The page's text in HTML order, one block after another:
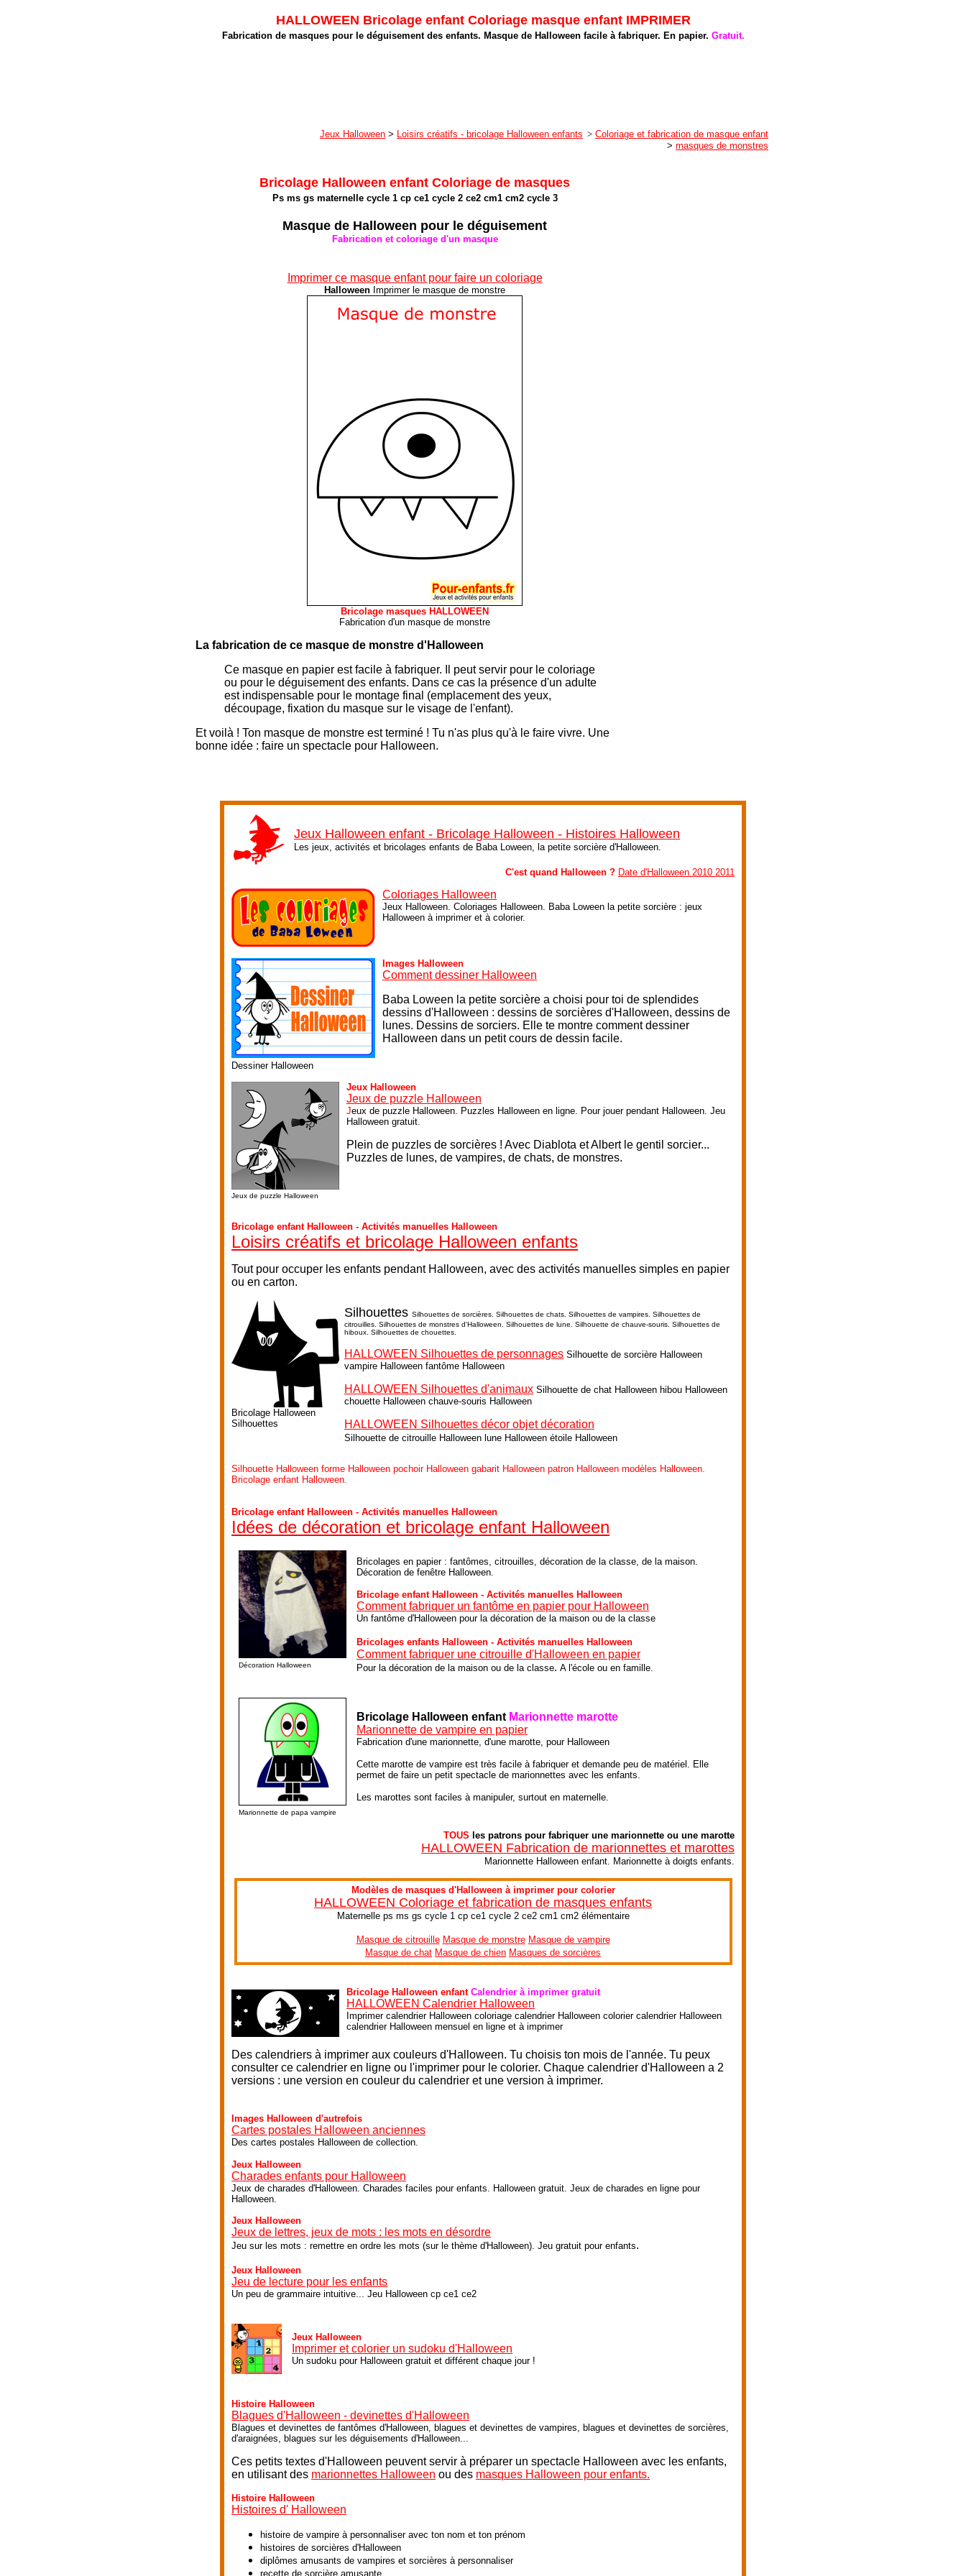
HALLOWEEN Bricolage enfant Coloriage masque enfant IMPRIMER
Fabrication de masques pour le déguisement des enfants. Masque de Halloween facile à fabriquer. En papier. Gratuit.
Jeux Halloween > Loisirs créatifs - bricolage Halloween enfants > Coloriage et fabrication de masque enfant
> masques de monstres
Bricolage Halloween enfant Coloriage de masques
Ps ms gs maternelle cycle 1 cp ce1 cycle 2 ce2 cm1 cm2 cycle 3
Masque de Halloween pour le déguisement
Fabrication et coloriage d'un masque
Imprimer ce masque enfant pour faire un coloriage
Halloween Imprimer le masque de monstre
Bricolage masques HALLOWEEN
Fabrication d'un masque de monstre
La fabrication de ce masque de monstre d'Halloween
Ce masque en papier est facile à fabriquer. Il peut servir pour le coloriage
ou pour le déguisement des enfants. Dans ce cas la présence d'un adulte
est indispensable pour le montage final (emplacement des yeux,
découpage, fixation du masque sur le visage de l'enfant).
Et voilà ! Ton masque de monstre est terminé ! Tu n'as plus qu'à le faire vivre. Une
bonne idée : faire un spectacle pour Halloween.
Jeux Halloween enfant - Bricolage Halloween - Histoires Halloween
Les jeux, activités et bricolages enfants de Baba Loween, la petite sorcière d'Halloween.
C'est quand Halloween ? Date d'Halloween 2010 2011
Coloriages Halloween
Jeux Halloween. Coloriages Halloween. Baba Loween la petite sorcière : jeux
Halloween à imprimer et à colorier.
Dessiner Halloween
Images Halloween
Comment dessiner Halloween
Baba Loween la petite sorcière a choisi pour toi de splendides
dessins d'Halloween : dessins de sorcières d'Halloween, dessins de
lunes. Dessins de sorciers. Elle te montre comment dessiner
Halloween dans un petit cours de dessin facile.
Jeux de puzzle Halloween
Jeux Halloween
Jeux de puzzle Halloween
Jeux de puzzle Halloween. Puzzles Halloween en ligne. Pour jouer pendant Halloween. Jeu
Halloween gratuit.
Plein de puzzles de sorcières ! Avec Diablota et Albert le gentil sorcier...
Puzzles de lunes, de vampires, de chats, de monstres.
Bricolage enfant Halloween - Activités manuelles Halloween
Loisirs créatifs et bricolage Halloween enfants
Tout pour occuper les enfants pendant Halloween, avec des activités manuelles simples en papier
ou en carton.
Bricolage Halloween
Silhouettes
Silhouettes Silhouettes de sorcières. Silhouettes de chats. Silhouettes de vampires. Silhouettes de
citrouilles. Silhouettes de monstres d'Halloween. Silhouettes de lune. Silhouette de chauve-souris. Silhouettes de
hiboux. Silhouettes de chouettes.
HALLOWEEN Silhouettes de personnages Silhouette de sorcière Halloween
vampire Halloween fantôme Halloween
HALLOWEEN Silhouettes d'animaux Silhouette de chat Halloween hibou Halloween
chouette Halloween chauve-souris Halloween
HALLOWEEN Silhouettes décor objet décoration
Silhouette de citrouille Halloween lune Halloween étoile Halloween
Silhouette Halloween forme Halloween pochoir Halloween gabarit Halloween patron Halloween modèles Halloween.
Bricolage enfant Halloween.
Bricolage enfant Halloween - Activités manuelles Halloween
Idées de décoration et bricolage enfant Halloween
Décoration Halloween
Bricolages en papier : fantômes, citrouilles, décoration de la classe, de la maison.
Décoration de fenêtre Halloween.
Bricolage enfant Halloween - Activités manuelles Halloween
Comment fabriquer un fantôme en papier pour Halloween
Un fantôme d'Halloween pour la décoration de la maison ou de la classe
Bricolages enfants Halloween - Activités manuelles Halloween
Comment fabriquer une citrouille d'Halloween en papier
Pour la décoration de la maison ou de la classe. A l'école ou en famille.
Marionnette de papa vampire
Bricolage Halloween enfant Marionnette marotte
Marionnette de vampire en papier
Fabrication d'une marionnette, d'une marotte, pour Halloween
Cette marotte de vampire est très facile à fabriquer et demande peu de matériel. Elle
permet de faire un petit spectacle de marionnettes avec les enfants.
Les marottes sont faciles à manipuler, surtout en maternelle.
TOUS les patrons pour fabriquer une marionnette ou une marotte
HALLOWEEN Fabrication de marionnettes et marottes
Marionnette Halloween enfant. Marionnette à doigts enfants.
Modèles de masques d'Halloween à imprimer pour colorier
HALLOWEEN Coloriage et fabrication de masques enfants
Maternelle ps ms gs cycle 1 cp ce1 cycle 2 ce2 cm1 cm2 élémentaire
Masque de citrouille Masque de monstre Masque de vampire
Masque de chat Masque de chien Masques de sorcières
Bricolage Halloween enfant Calendrier à imprimer gratuit
HALLOWEEN Calendrier Halloween
Imprimer calendrier Halloween coloriage calendrier Halloween colorier calendrier Halloween
calendrier Halloween mensuel en ligne et à imprimer
Des calendriers à imprimer aux couleurs d'Halloween. Tu choisis ton mois de l'année. Tu peux
consulter ce calendrier en ligne ou l'imprimer pour le colorier. Chaque calendrier d'Halloween a 2
versions : une version en couleur du calendrier et une version à imprimer.
Images Halloween d'autrefois
Cartes postales Halloween anciennes
Des cartes postales Halloween de collection.
Jeux Halloween
Charades enfants pour Halloween
Jeux de charades d'Halloween. Charades faciles pour enfants. Halloween gratuit. Jeux de charades en ligne pour
Halloween.
Jeux Halloween
Jeux de lettres, jeux de mots : les mots en désordre
Jeu sur les mots : remettre en ordre les mots (sur le thème d'Halloween). Jeu gratuit pour enfants.
Jeux Halloween
Jeu de lecture pour les enfants
Un peu de grammaire intuitive... Jeu Halloween cp ce1 ce2
Jeux Halloween
Imprimer et colorier un sudoku d'Halloween
Un sudoku pour Halloween gratuit et différent chaque jour !
Histoire Halloween
Blagues d'Halloween - devinettes d'Halloween
Blagues et devinettes de fantômes d'Halloween, blagues et devinettes de vampires, blagues et devinettes de sorcières,
d'araignées, blagues sur les déguisements d'Halloween...
Ces petits textes d'Halloween peuvent servir à préparer un spectacle Halloween avec les enfants,
en utilisant des marionnettes Halloween ou des masques Halloween pour enfants.
Histoire Halloween
Histoires d' Halloween
histoire de vampire à personnaliser avec ton nom et ton prénom
histoires de sorcières d'Halloween
diplômes amusants de vampires et sorcières à personnaliser
recette de sorcière amusante